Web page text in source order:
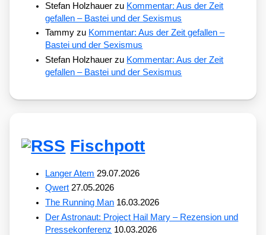
Stefan Holzhauer zu Kommentar: Aus der Zeit
gefallen – Bastei und der Sexismus
Tammy zu Kommentar: Aus der Zeit gefallen –
Bastei und der Sexismus
Stefan Holzhauer zu Kommentar: Aus der Zeit
gefallen – Bastei und der Sexismus
Fischpott
Langer Atem 29.07.2026
Qwert 27.05.2026
The Running Man 16.03.2026
Der Astronaut: Project Hail Mary – Rezension und
Pressekonferenz 10.03.2026